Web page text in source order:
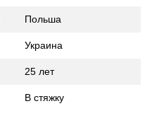
Польша
Украина
25 лет
В стяжку